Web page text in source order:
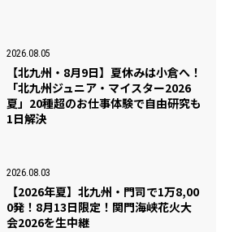
2026.08.05
【北九州・8月9日】夏休みは小倉へ！
「北九州ジュニア・マイスター2026
夏」20種超のお仕事体験で自由研究も
1日解決
2026.08.03
【2026年夏】北九州・門司で1万8,00
0発！8月13日限定！関門海峡花火大
会2026を生中継